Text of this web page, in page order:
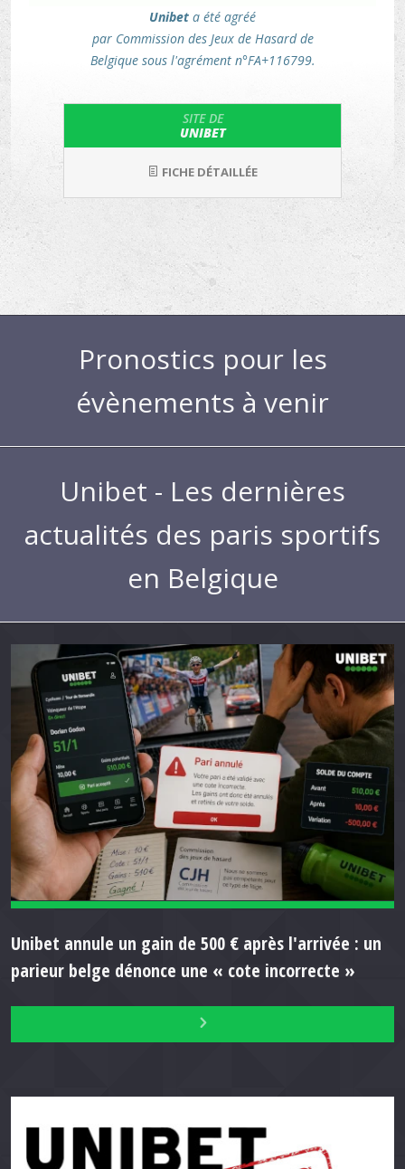
Unibet a été agréé
par Commission des Jeux de Hasard de
Belgique sous l'agrément n°FA+116799.
SITE DE
UNIBET
FICHE DÉTAILLÉE
Pronostics pour les
évènements à venir
Unibet - Les dernières
actualités des paris sportifs
en Belgique
Unibet annule un gain de 500 € après l'arrivée : un
parieur belge dénonce une « cote incorrecte »